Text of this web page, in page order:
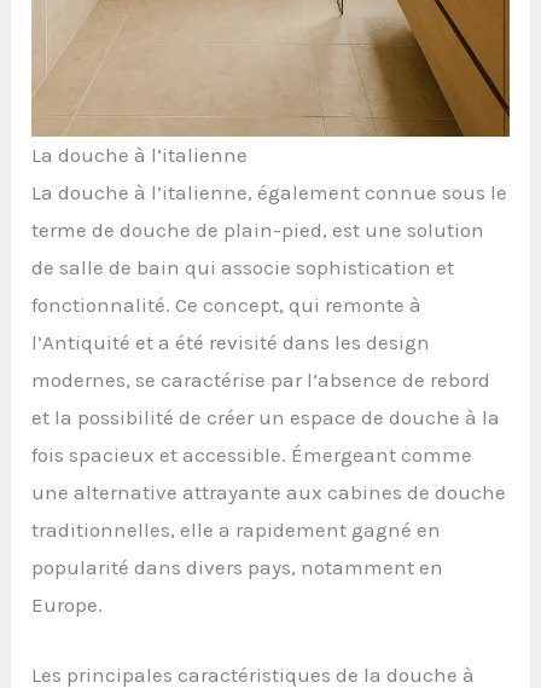
La douche à l’italienne
La douche à l’italienne, également connue sous le
terme de douche de plain-pied, est une solution
de salle de bain qui associe sophistication et
fonctionnalité. Ce concept, qui remonte à
l’Antiquité et a été revisité dans les design
modernes, se caractérise par l’absence de rebord
et la possibilité de créer un espace de douche à la
fois spacieux et accessible. Émergeant comme
une alternative attrayante aux cabines de douche
traditionnelles, elle a rapidement gagné en
popularité dans divers pays, notamment en
Europe.
Les principales caractéristiques de la douche à